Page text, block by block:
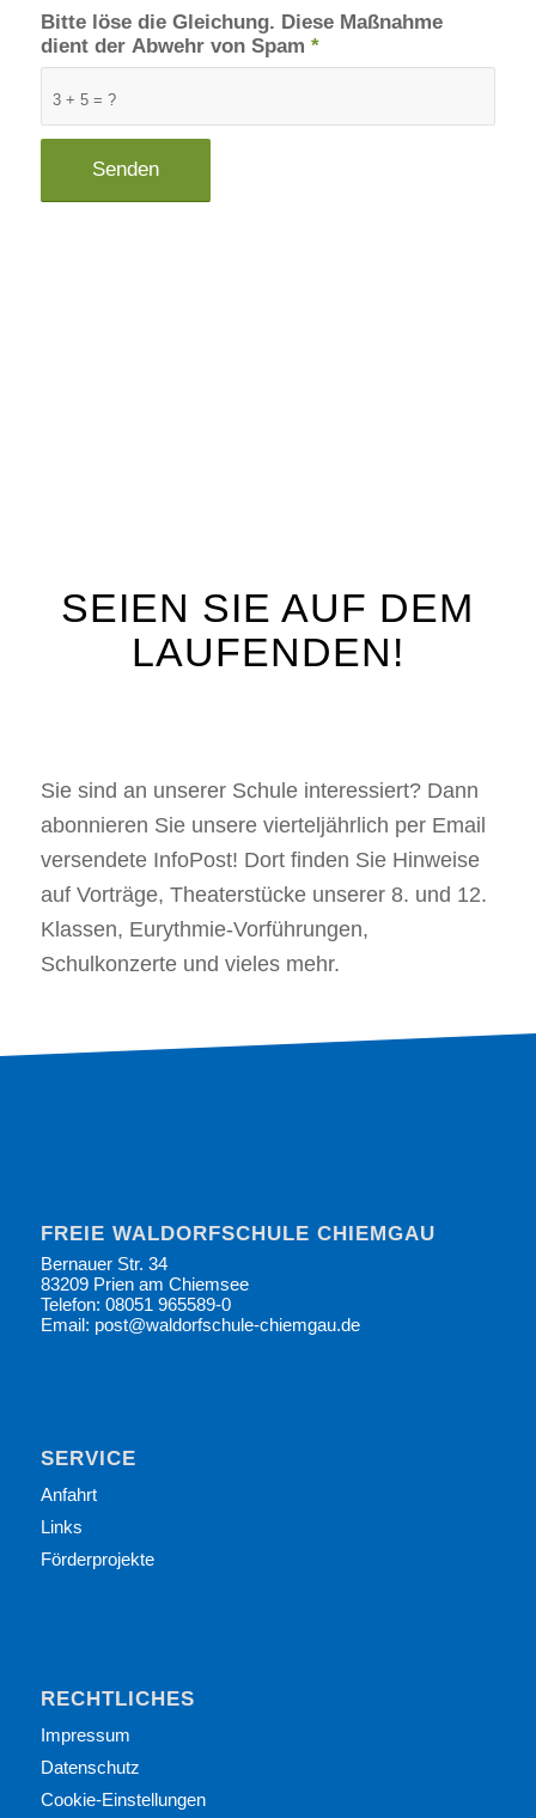
3 + 5 = ?
Bitte löse die Gleichung. Diese Maßnahme
dient der Abwehr von Spam *
SEIEN SIE AUF DEM
LAUFENDEN!
Sie sind an unserer Schule interessiert? Dann
abonnieren Sie unsere vierteljährlich per Email
versendete InfoPost! Dort finden Sie Hinweise
auf Vorträge, Theaterstücke unserer 8. und 12.
Klassen, Eurythmie-Vorführungen,
Schulkonzerte und vieles mehr.
FREIE WALDORFSCHULE CHIEMGAU
Bernauer Str. 34
83209 Prien am Chiemsee
Telefon: 08051 965589-0
Email: post@waldorfschule-chiemgau.de
SERVICE
Anfahrt
Links
Förderprojekte
RECHTLICHES
Impressum
Datenschutz
Cookie-Einstellungen